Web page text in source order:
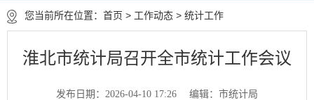
您当前所在位置： 首页 > 工作动态 > 统计工作
淮北市统计局召开全市统计工作会议
发布日期：2026-04-10 17:26
编辑：市统计局